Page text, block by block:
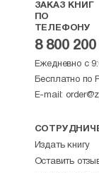
ЗАКАЗ КНИГ
ПО
ТЕЛЕФОНУ
8 800
Ежедневно с
Бесплатно по
E-mail:
Издать книгу
Оставить